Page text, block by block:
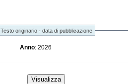
Testo originario - data di pubblicazione
Anno : 2026